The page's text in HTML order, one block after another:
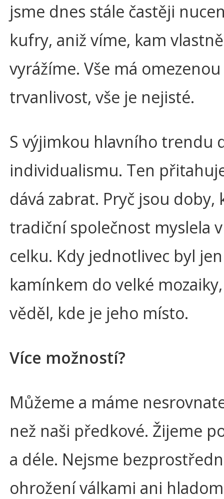
jsme dnes stále častěji
kufry, aniž víme, kam vlastně
vyrážíme. Vše má omezenou
trvanlivost, vše je nejisté.
S výjimkou hlavního trendu
individualismu. Ten
dává zabrat. Pryč jsou doby,
tradiční společnost myslela
celku. Kdy jednotlivec byl
kamínkem do velké
věděl, kde je jeho místo.
Více možností?
Můžeme a máme
než naši předkové. Žijeme
a déle. Nejsme
ohrožení válkami ani